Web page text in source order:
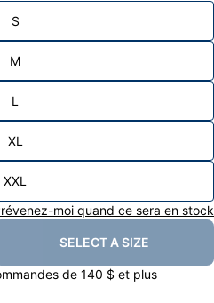
S
M
L
XL
XXL
moi quand ce sera en stock
SELECT A SIZE
de 140 $ et plus